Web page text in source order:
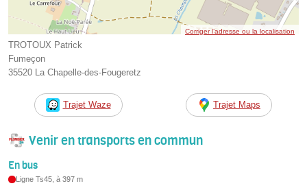
Corriger l’adresse ou la localisation
TROTOUX Patrick
Fumeçon
35520 La Chapelle-des-Fougeretz
Trajet Waze Trajet Maps
Venir en transports en commun
En bus
Ligne Ts45, à 397 m